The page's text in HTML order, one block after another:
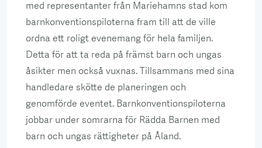
med representanter från Mariehamns stad kom
barnkonventionspiloterna fram till att de ville
ordna ett roligt evenemang för hela familjen.
Detta för att ta reda på främst barn och ungas
åsikter men också vuxnas. Tillsammans med sina
handledare skötte de planeringen och
genomförde eventet. Barnkonventionspiloterna
jobbar under somrarna för Rädda Barnen med
barn och ungas rättigheter på Åland.